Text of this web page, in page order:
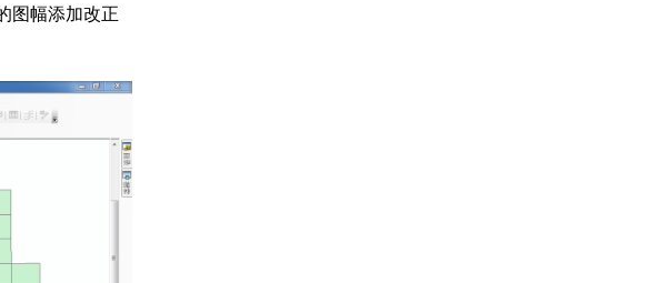
图幅添加改正